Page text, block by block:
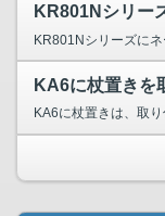
KR801Nシリーズに
KA6に杖置きを
KA6に杖置きは、取